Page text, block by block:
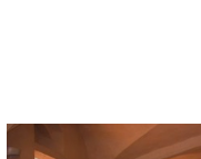
Seguici
su